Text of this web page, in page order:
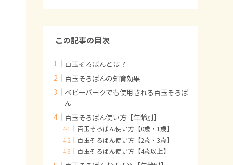
この記事の目次
百玉そろばんとは？
百玉そろばんの知育効果
ベビーパークでも使用される百玉そろば
ん
百玉そろばん使い方【年齢別】
百玉そろばん使い方【0歳・1歳】
百玉そろばん使い方【2歳・3歳】
百玉そろばん使い方【4歳以上】